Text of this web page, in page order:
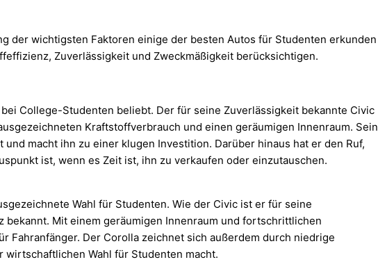
der wichtigsten Faktoren einige der besten Autos für Studenten erkunden
Zuverlässigkeit und Zweckmäßigkeit berücksichtigen.
College-Studenten beliebt. Der für seine Zuverlässigkeit bekannte Civic
Kraftstoffverbrauch und einen geräumigen Innenraum. Sein
macht ihn zu einer klugen Investition. Darüber hinaus hat er den Ruf,
ist, wenn es Zeit ist, ihn zu verkaufen oder einzutauschen.
Wahl für Studenten. Wie der Civic ist er für seine
Mit einem geräumigen Innenraum und fortschrittlichen
Fahranfänger. Der Corolla zeichnet sich außerdem durch niedrige
wirtschaftlichen Wahl für Studenten macht.